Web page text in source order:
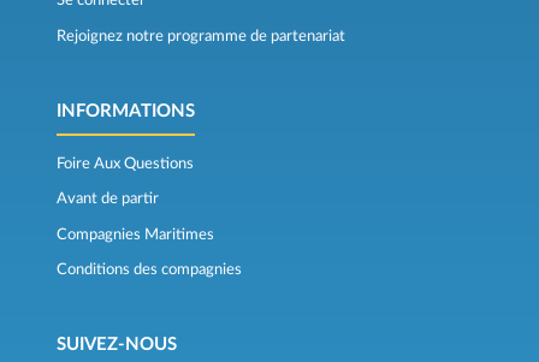
Rejoignez notre programme de partenariat
INFORMATIONS
Foire Aux Questions
Avant de partir
Compagnies Maritimes
Conditions des compagnies
SUIVEZ-NOUS